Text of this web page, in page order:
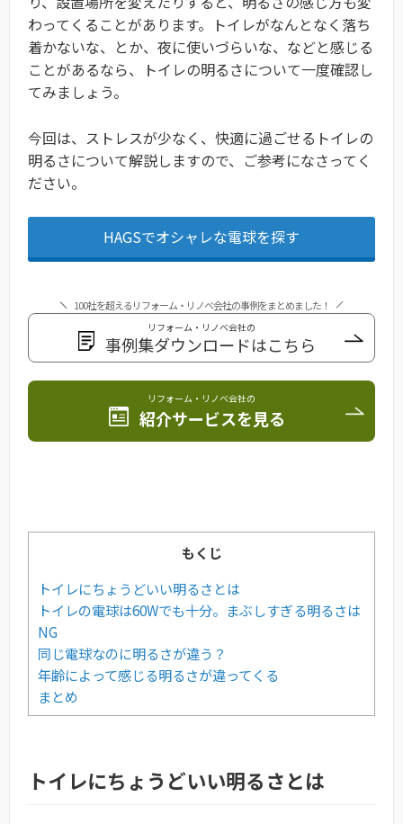
わってくることがあります。トイレがなんとなく落ち
着かないな、とか、夜に使いづらいな、などと感じる
ことがあるなら、トイレの明るさについて一度確認し
てみましょう。
今回は、ストレスが少なく、快適に過ごせるトイレの
明るさについて解説しますので、ご参考になさってく
ださい。
HAGSでオシャレな電球を探す
100社を超えるリフォーム・リノベ会社の事例をまとめました！
リフォーム・リノベ会社の
事例集ダウンロードはこちら
リフォーム・リノベ会社の
紹介サービスを見る
もくじ
トイレにちょうどいい明るさとは
トイレの電球は60Wでも十分。まぶしすぎる明るさは
NG
同じ電球なのに明るさが違う？
年齢によって感じる明るさが違ってくる
まとめ
トイレにちょうどいい明るさとは